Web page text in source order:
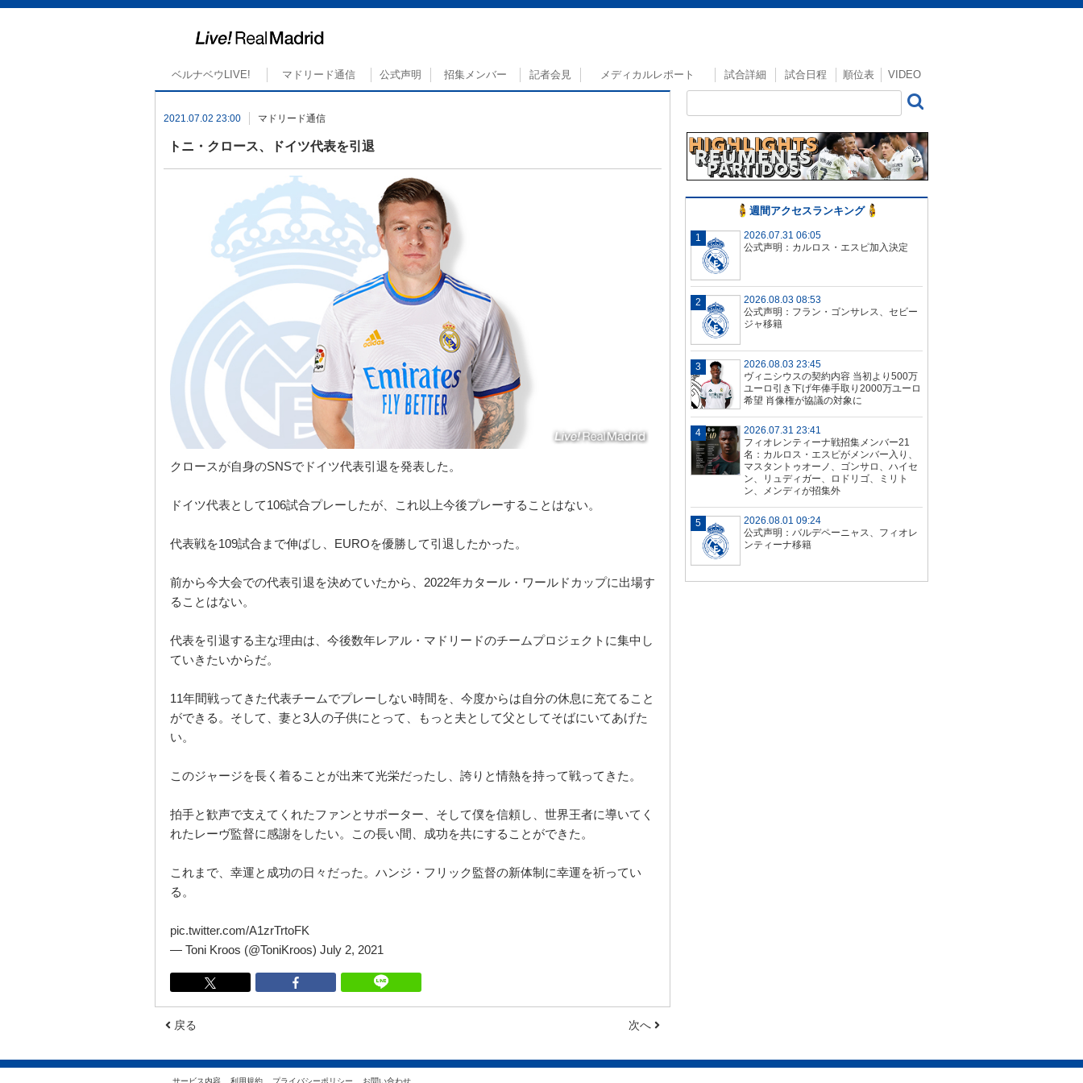
ベルナベウLIVE! マドリード通信 公式声明 招集メンバー 記者会見 メディカルレポート 試合詳細 試合日程 順位表 VIDEO
2021.07.02 23:00 マドリード通信
トニ・クロース、ドイツ代表を引退
クロースが自身のSNSでドイツ代表引退を発表した。
ドイツ代表として106試合プレーしたが、これ以上今後プレーすることはない。
代表戦を109試合まで伸ばし、EUROを優勝して引退したかった。
前から今大会での代表引退を決めていたから、2022年カタール・ワールドカップに出場す
ることはない。
代表を引退する主な理由は、今後数年レアル・マドリードのチームプロジェクトに集中し
ていきたいからだ。
11年間戦ってきた代表チームでプレーしない時間を、今度からは自分の休息に充てること
ができる。そして、妻と3人の子供にとって、もっと夫として父としてそばにいてあげた
い。
このジャージを長く着ることが出来て光栄だったし、誇りと情熱を持って戦ってきた。
拍手と歓声で支えてくれたファンとサポーター、そして僕を信頼し、世界王者に導いてく
れたレーヴ監督に感謝をしたい。この長い間、成功を共にすることができた。
これまで、幸運と成功の日々だった。ハンジ・フリック監督の新体制に幸運を祈ってい
る。
pic.twitter.com/A1zrTrtoFK
— Toni Kroos (@ToniKroos) July 2, 2021
戻る 次へ
週間アクセスランキング
2026.07.31 06:05
公式声明：カルロス・エスピ加入決定
2026.08.03 08:53
公式声明：フラン・ゴンサレス、セビー
ジャ移籍
2026.08.03 23:45
ヴィニシウスの契約内容 当初より500万
ユーロ引き下げ年俸手取り2000万ユーロ
希望 肖像権が協議の対象に
2026.07.31 23:41
フィオレンティーナ戦招集メンバー21
名：カルロス・エスピがメンバー入り、
マスタントゥオーノ、ゴンサロ、ハイセ
ン、リュディガー、ロドリゴ、ミリト
ン、メンディが招集外
2026.08.01 09:24
公式声明：バルデペーニャス、フィオレ
ンティーナ移籍
サービス内容 利用規約 プライバシーポリシー お問い合わせ